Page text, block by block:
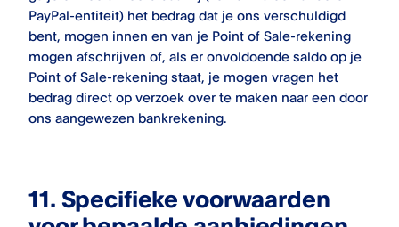
PayPal-entiteit) het bedrag dat je ons verschuldigd
bent, mogen innen en van je Point of Sale-rekening
mogen afschrijven of, als er onvoldoende saldo op je
Point of Sale-rekening staat, je mogen vragen het
bedrag direct op verzoek over te maken naar een door
ons aangewezen bankrekening.
11. Specifieke voorwaarden